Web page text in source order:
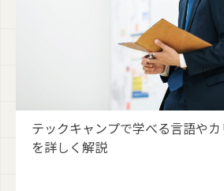
テックキャンプで学べる言語や
を詳しく解説